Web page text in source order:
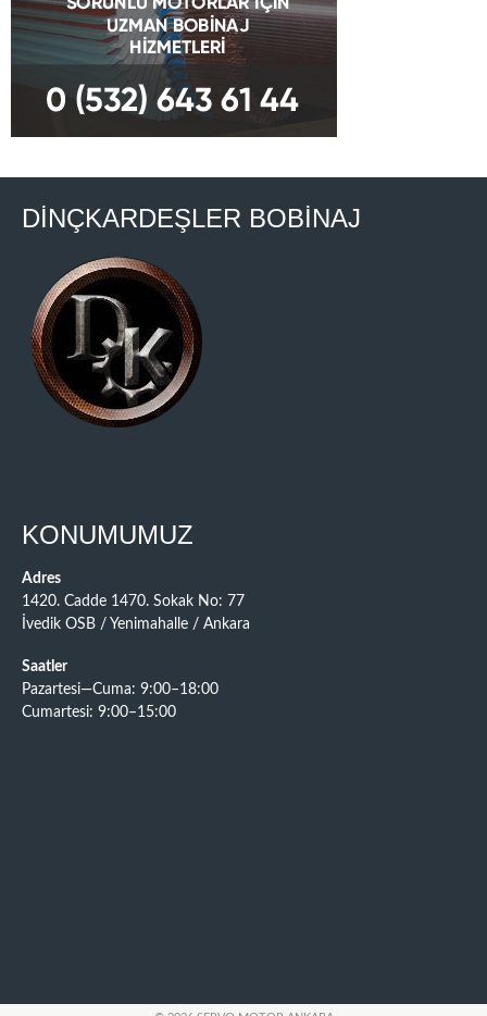
DİNÇKARDEŞLER BOBİNAJ
KONUMUMUZ
Adres
1420. Cadde 1470. Sokak No: 77
İvedik OSB / Yenimahalle / Ankara
Saatler
Pazartesi—Cuma: 9:00–18:00
Cumartesi: 9:00–15:00